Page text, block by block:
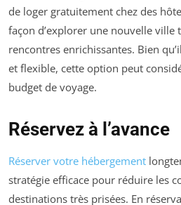
de loger gratuitement chez des
façon d’explorer une nouvelle ville
rencontres enrichissantes. Bien
et flexible, cette option peut
budget de voyage.
Réservez à l’avance
Réserver votre hébergement
stratégie efficace pour réduire les
destinations très prisées. En